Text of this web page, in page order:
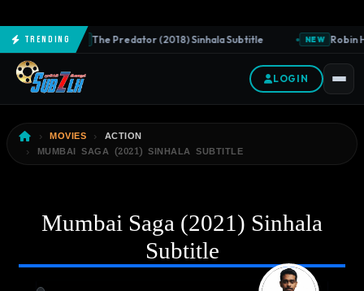
TrendingNEW The Predator (2018) Sinhala Subtitle NEW Robin
LOGIN
MOVIES
ACTION
MUMBAI SAGA (2021) SINHALA SUBTITLE
Mumbai Saga (2021) Sinhala
Subtitle